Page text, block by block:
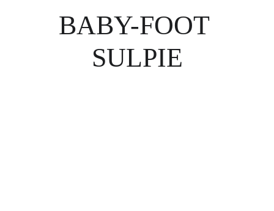
BABY-FOOT
SULPIE